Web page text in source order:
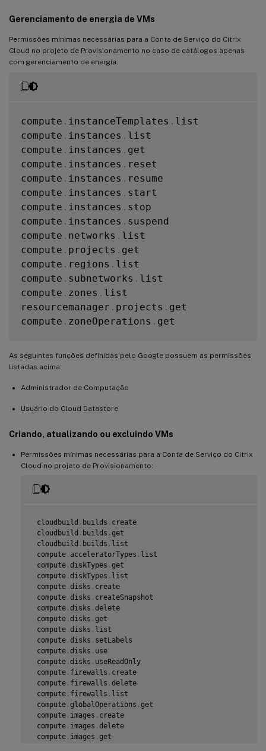
Gerenciamento de energia de VMs
Permissões mínimas necessárias para a Conta de Serviço do Citrix
Cloud no projeto de Provisionamento no caso de catálogos apenas
com gerenciamento de energia:
compute . instanceTemplates . list
compute . instances . list
compute . instances . get
compute . instances . reset
compute . instances . resume
compute . instances . start
compute . instances . stop
compute . instances . suspend
compute . networks . list
compute . projects . get
compute . regions . list
compute . subnetworks . list
compute . zones . list
resourcemanager . projects . get
compute . zoneOperations . get
As seguintes funções definidas pelo Google possuem as permissões
listadas acima:
Administrador de Computação
Usuário do Cloud Datastore
Criando, atualizando ou excluindo VMs
Permissões mínimas necessárias para a Conta de Serviço do Citrix
Cloud no projeto de Provisionamento:
cloudbuild . builds . create
cloudbuild . builds . get
cloudbuild . builds . list
compute . acceleratorTypes . list
compute . diskTypes . get
compute . diskTypes . list
compute . disks . create
compute . disks . createSnapshot
compute . disks . delete
compute . disks . get
compute . disks . list
compute . disks . setLabels
compute . disks . use
compute . disks . useReadOnly
compute . firewalls . create
compute . firewalls . delete
compute . firewalls . list
compute . globalOperations . get
compute . images . create
compute . images . delete
compute . images . get